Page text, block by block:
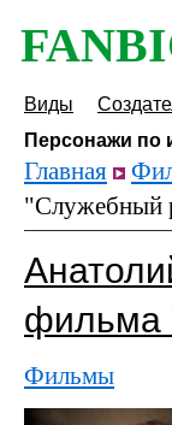
Виды
Персонажи по
Главная
"Служебный
фильма
Фильмы